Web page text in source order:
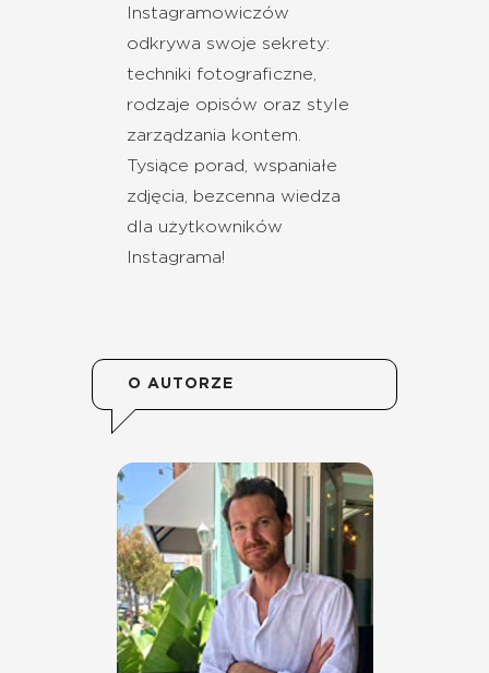
Instagramowiczów
odkrywa swoje sekrety:
techniki fotograficzne,
rodzaje opisów oraz style
zarządzania kontem.
Tysiące porad, wspaniałe
zdjęcia, bezcenna wiedza
dla użytkowników
Instagrama!
O AUTORZE